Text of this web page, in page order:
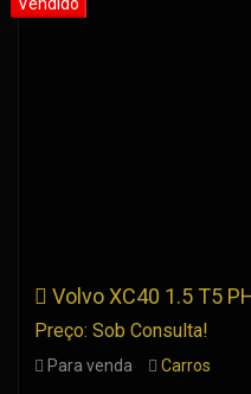
Volvo XC40 1.5 T5
Preço: Sob Consulta!
Para venda
Carros